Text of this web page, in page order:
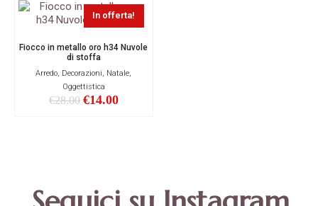
In offerta!
Fiocco in metallo oro h34 Nuvole
di stoffa
Arredo, Decorazioni, Natale,
Oggettistica
€28.00 €14.00